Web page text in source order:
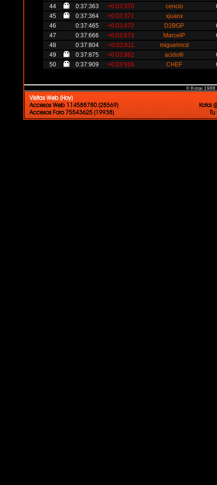
44
0:37:363 +0:03:370 cencio
45
0:37:364 +0:03:371
xjuanx
46
0:37:465 +0:03:472 D2BGP
47
0:37:666 +0:03:673 MarcelP
48
0:37:804 +0:03:811
miguelmcd
49
0:37:875 +0:03:882 acidofil
50
0:37:909 +0:03:916 CHEF
© Kotai 1988
Visitas Web (Hoy)
Accesos Web 114588780 (28569)
Accesos Foro 75543625 (19938)
Kotai